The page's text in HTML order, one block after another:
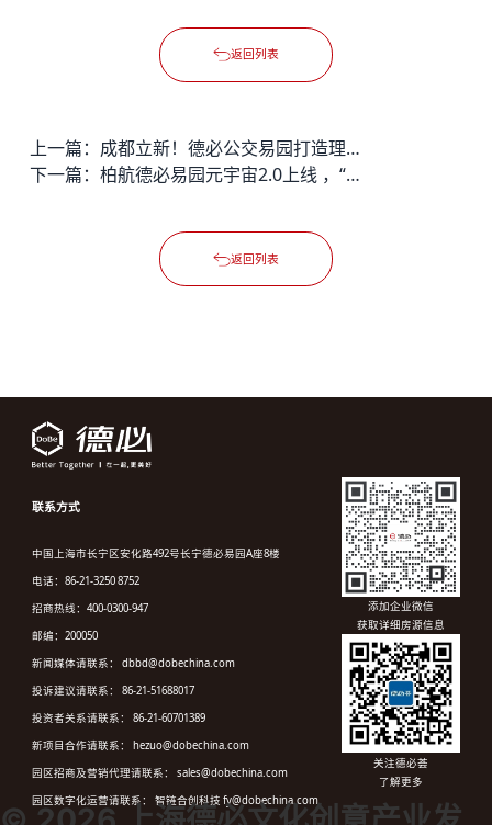
返回列表
上一篇：
成都立新！德必公交易园打造理想办公空间
下一篇：
柏航德必易园元宇宙2.0上线 ，“社群树”开启园区线上轻社交新空间
返回列表
联系方式
中国上海市长宁区安化路492号长宁德必易园A座8楼
电话：86-21-3250 8752
招商热线：400-0300-947
邮编：200050
新闻媒体请联系： dbbd@dobechina.com
投诉建议请联系： 86-21-51688017
投资者关系请联系： 86-21-60701389
新项目合作请联系： hezuo@dobechina.com
园区招商及营销代理请联系： sales@dobechina.com
园区数字化运营请联系： 智链合创科技 fy@dobechina.com
添加企业微信
获取详细房源信息
关注德必荟
了解更多